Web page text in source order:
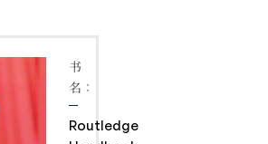
书
名：
Routledge